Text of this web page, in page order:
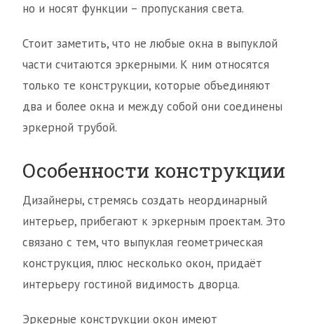
но и носят функции – пропускания света.
Стоит заметить, что не любые окна в выпуклой
части считаются эркерными. К ним относятся
только те конструкции, которые объединяют
два и более окна и между собой они соединены
эркерной трубой.
Особенности конструкции
Дизайнеры, стремясь создать неординарный
интерьер, прибегают к эркерным проектам. Это
связано с тем, что выпуклая геометрическая
конструкция, плюс несколько окон, придаёт
интерьеру гостиной видимость дворца.
Эркерные конструкции окон имеют